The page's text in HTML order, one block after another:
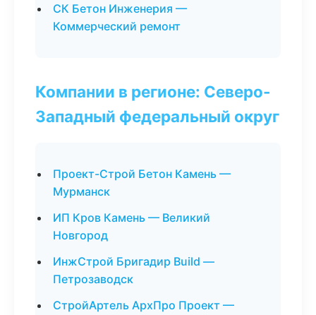
СК Бетон Инженерия —
Коммерческий ремонт
Компании в регионе: Северо-
Западный федеральный округ
Проект-Строй Бетон Камень —
Мурманск
ИП Кров Камень — Великий
Новгород
ИнжСтрой Бригадир Build —
Петрозаводск
СтройАртель АрхПро Проект —